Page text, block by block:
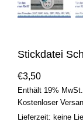
Stickdatei
€3,50
Enthält 19% MwSt.
Kostenloser
Lieferzeit: keine